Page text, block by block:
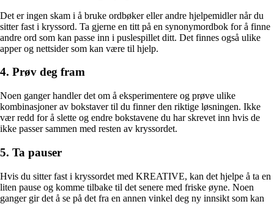
Det er ingen skam i å bruke ordbøker eller andre hjelpemidler når du
sitter fast i kryssord. Ta gjerne en titt på en synonymordbok for å finne
andre ord som kan passe inn i puslespillet ditt. Det finnes også ulike
apper og nettsider som kan være til hjelp.
4. Prøv deg fram
Noen ganger handler det om å eksperimentere og prøve ulike
kombinasjoner av bokstaver til du finner den riktige løsningen. Ikke
vær redd for å slette og endre bokstavene du har skrevet inn hvis de
ikke passer sammen med resten av kryssordet.
5. Ta pauser
Hvis du sitter fast i kryssordet med KREATIVE, kan det hjelpe å ta en
liten pause og komme tilbake til det senere med friske øyne. Noen
ganger gir det å se på det fra en annen vinkel deg ny innsikt som kan